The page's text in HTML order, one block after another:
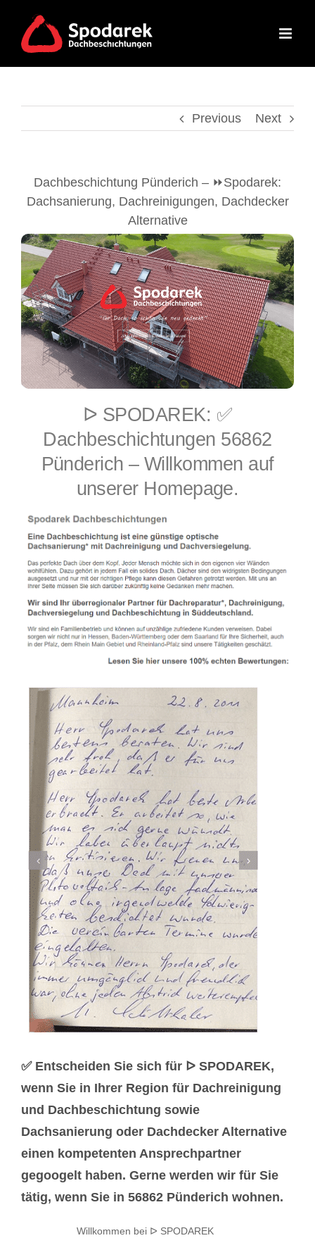
content
Previous Next
Dachbeschichtung Pünderich – ⏩Spodarek:
Dachsanierung, Dachreinigungen, Dachdecker
Alternative
ᐅ SPODAREK: ✅
Dachbeschichtungen 56862
Pünderich – Willkommen auf
unserer Homepage.
✅ Entscheiden Sie sich für ᐅ SPODAREK,
wenn Sie in Ihrer Region für Dachreinigung
und Dachbeschichtung sowie
Dachsanierung oder Dachdecker Alternative
einen kompetenten Ansprechpartner
gegoogelt haben. Gerne werden wir für Sie
tätig, wenn Sie in 56862 Pünderich wohnen.
Willkommen bei ᐅ SPODAREK